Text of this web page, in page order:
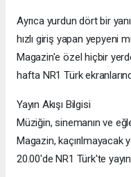
Ayrıca yurdun dört bir
hızlı giriş yapan yepyeni
Magazin'e özel hiçbir
hafta NR1 Türk
Yayın Akışı Bilgisi
Müziğin, sinemanın ve
Magazin,
20.00'de NR1 Türk'te